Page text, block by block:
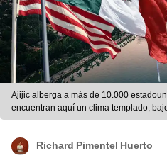
Ajijic alberga a más de 10.000
encuentran aquí un clima templado,
activa con clases de arte, voluntariado
Richard Pimentel Huerto